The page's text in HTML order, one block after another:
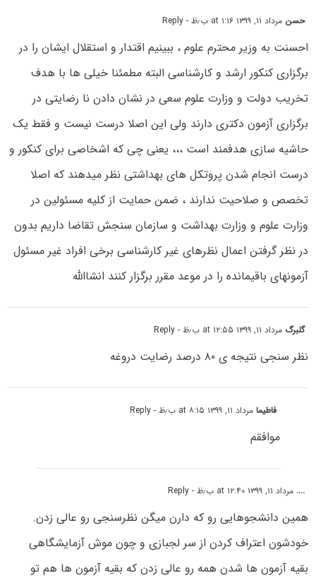
حسن مرداد ۱۱, ۱۳۹۹ at ۱:۱۶ ب٫ظ - Reply
احسنت به وزیر محترم علوم ، ببینیم اقتدار و استقلال ایشان را در
برگزاری کنکور ارشد و کارشناسی البته مطمئنا خیلی ها با هدف
تخریب دولت و وزارت علوم سعی در نشان دادن نا رضایتی در
برگزاری آزمون دکتری دارند ولی این اصلا درست نیست و فقط یک
حاشیه سازی هدفمند است ،،، یعنی چی که اشخاصی برای کنکور و
درست انجام شدن پروتکل های بهداشتی نظر میدهند که اصلا
تخصص و صلاحیت ندارند ، ضمن حمایت از کلیه مسئولین در
وزارت علوم و وزارت بهداشت و سازمان سنجش تقاضا داریم بدون
در نظر گرفتن اعمال نظرهای غیر کارشناسی برخی افراد غیر مسئول
آزمونهای باقیمانده را در موعد مقرر برگزار کنند انشاالله
گلبرگ مرداد ۱۱, ۱۳۹۹ at ۱۲:۵۵ ب٫ظ - Reply
نظر سنجی نتیجه ی ۸۰ درصد رضایت دروغه
فاطیمامرداد ۱۱, ۱۳۹۹ at ۸:۱۵ ب٫ظ - Reply
موافقم
.... مرداد ۱۱, ۱۳۹۹ at ۱۲:۴۰ ب٫ظ - Reply
همین دانشجوهایی رو که دارن میگن نظرسنجی رو عالی زدن.
خودشون اعتراف کردن از سر لجبازی و چون موش آزمایشگاهی
بقیه آزمون ها شدن همه رو عالی زدن که بقیه آزمون ها هم تو